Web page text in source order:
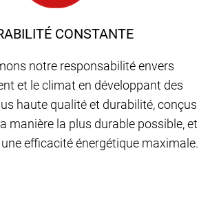
CONSTANTE
notre responsabilité envers
et le climat en développant des
haute qualité et durabilité, conçus
manière la plus durable possible, et
efficacité énergétique maximale.